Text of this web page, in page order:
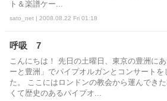
ト＆楽譜ケー...
sato_net | 2008.08.22 Fri 01:18
呼吸 7
こんにちは！ 先日の土曜日、東京の豊洲に
ーと豊洲」でパイプオルガンとコンサートを
た。 ここにはロンドンの教会から運んでき
くて歴史のあるパイプオ...